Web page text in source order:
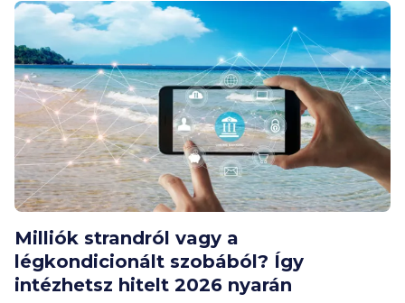
Milliók strandról vagy a
légkondicionált szobából? Így
intézhetsz hitelt 2026 nyarán